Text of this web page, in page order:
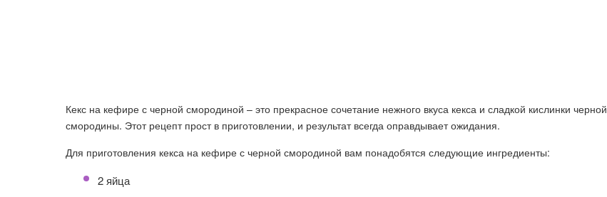
Кекс на кефире с черной смородиной – это прекрасное сочетание нежного вкуса кекса и сладкой кислинки черной
смородины. Этот рецепт прост в приготовлении, и результат всегда оправдывает ожидания.
Для приготовления кекса на кефире с черной смородиной вам понадобятся следующие ингредиенты:
2 яйца